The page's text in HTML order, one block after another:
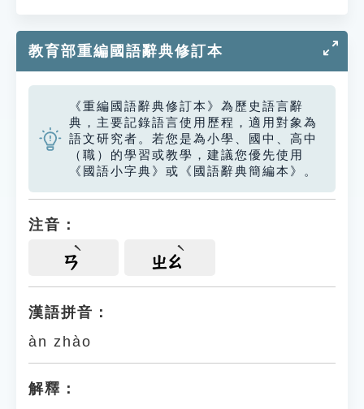
教育部重編國語辭典修訂本
《重編國語辭典修訂本》為歷史語言辭
典，主要記錄語言使用歷程，適用對象為
語文研究者。若您是為小學、國中、高中
（職）的學習或教學，建議您優先使用
《國語小字典》或《國語辭典簡編本》。
注音：
ㄢ ㄓㄠ
漢語拼音：
àn zhào
解釋：